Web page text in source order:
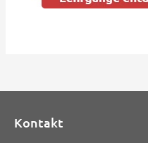
Kontakt